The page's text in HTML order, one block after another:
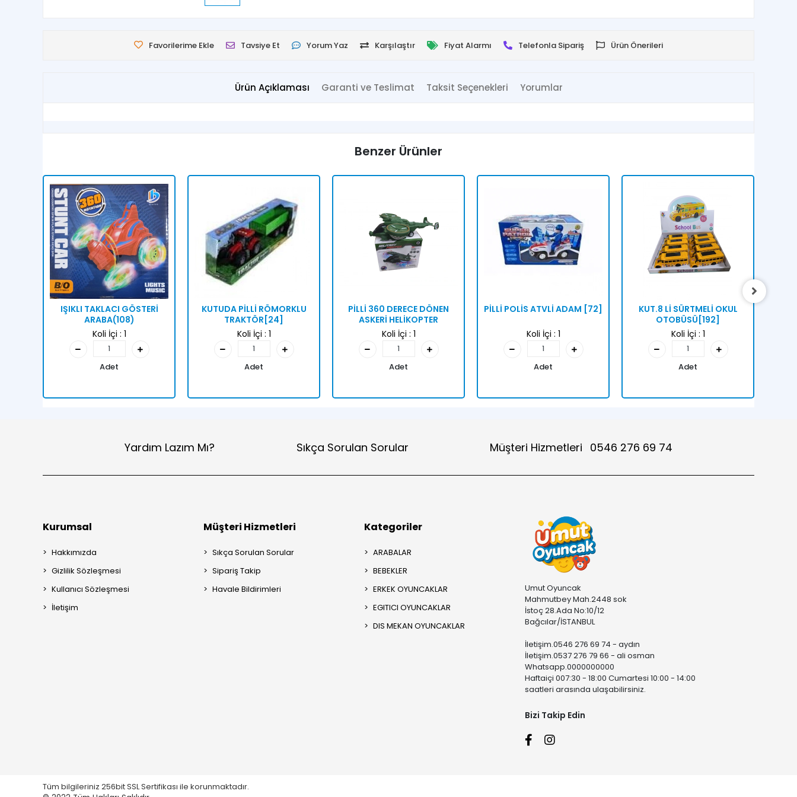
Favorilerime Ekle Tavsiye Et Yorum Yaz Karşılaştır Fiyat Alarmı Telefonla Sipariş Ürün Önerileri
Ürün Açıklaması Garanti ve Teslimat Taksit Seçenekleri Yorumlar
Benzer Ürünler
IŞIKLI TAKLACI GÖSTERİ
ARABA(108)
Koli İçi : 1
Adet
KUTUDA PİLLİ RÖMORKLU
TRAKTÖR[24]
Koli İçi : 1
Adet
PİLLİ 360 DERECE DÖNEN
ASKERİ HELİKOPTER
Koli İçi : 1
Adet
PİLLİ POLİS ATVLİ ADAM [72]
Koli İçi : 1
Adet
KUT.8 Lİ SÜRTMELİ OKUL
OTOBÜSÜ[192]
Koli İçi : 1
Adet
Yardım Lazım Mı? Sıkça Sorulan Sorular Müşteri Hizmetleri 0546 276 69 74
Kurumsal
Hakkımızda
Gizlilik Sözleşmesi
Kullanıcı Sözleşmesi
İletişim
Müşteri Hizmetleri
Sıkça Sorulan Sorular
Sipariş Takip
Havale Bildirimleri
Kategoriler
ARABALAR
BEBEKLER
ERKEK OYUNCAKLAR
EGITICI OYUNCAKLAR
DIS MEKAN OYUNCAKLAR
Umut Oyuncak
Mahmutbey Mah.2448 sok
İstoç 28.Ada No:10/12
Bağcılar/İSTANBUL
İletişim.0546 276 69 74 - aydın
İletişim.0537 276 79 66 - ali osman
Whatsapp.0000000000
Haftaiçi 007:30 - 18:00 Cumartesi 10:00 - 14:00
saatleri arasında ulaşabilirsiniz.
Bizi Takip Edin
Tüm bilgileriniz 256bit SSL Sertifikası ile korunmaktadır.